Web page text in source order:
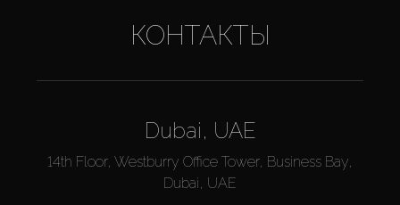
КОНТАКТЫ
Dubai, UAE
14th Floor, Westburry Office Tower, Business Bay,
Dubai, UAE